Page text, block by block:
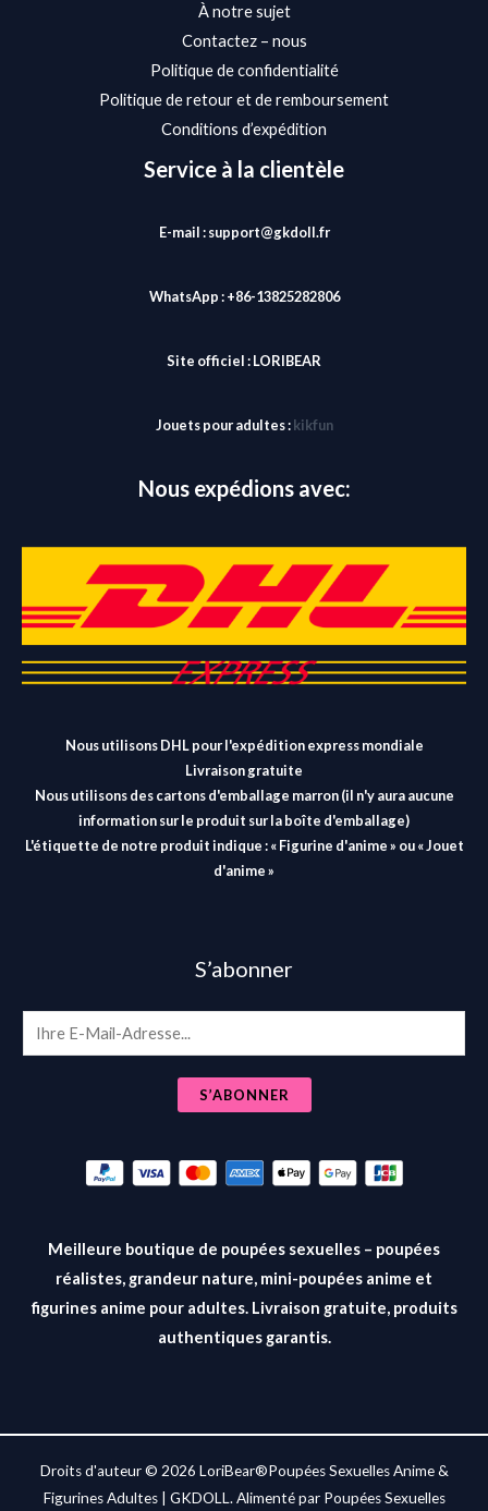
À notre sujet
Contactez – nous
Politique de confidentialité
Politique de retour et de remboursement
Conditions d’expédition
Service à la clientèle
E-mail : support@gkdoll.fr
WhatsApp : +86-13825282806
Site officiel :LORIBEAR
Jouets pour adultes : kikfun
Nous expédions avec:
Nous utilisons DHL pour l'expédition express mondiale
Livraison gratuite
Nous utilisons des cartons d'emballage marron (il n'y aura aucune
information sur le produit sur la boîte d'emballage)
L'étiquette de notre produit indique : « Figurine d'anime » ou « Jouet
d'anime »
S’abonner
m
S’ABONNER
Meilleure boutique de poupées sexuelles – poupées
réalistes, grandeur nature, mini-poupées anime et
figurines anime pour adultes. Livraison gratuite, produits
authentiques garantis.
Droits d'auteur © 2026 LoriBear®Poupées Sexuelles Anime &
Figurines Adultes | GKDOLL. Alimenté par Poupées Sexuelles